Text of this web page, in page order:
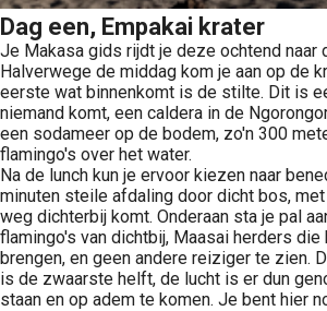
Dag een, Empakai krater
Je Makasa gids rijdt je deze ochtend naar
Halverwege de middag kom je aan op de
eerste wat binnenkomt is de stilte. Dit is
niemand komt, een caldera in de
een sodameer op de bodem, zo'n 300
flamingo's over het water.
Na de lunch kun je ervoor kiezen naar
minuten steile afdaling door dicht bos,
weg dichterbij komt. Onderaan sta je pal
flamingo's van dichtbij, Maasai herders die
brengen, en geen andere reiziger te zien.
is de zwaarste helft, de lucht is er dun
staan en op adem te komen. Je bent hier